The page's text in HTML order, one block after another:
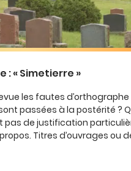
: « Simetierre »
les fautes
passées à la postérité ?
de justification
Titres d’ouvrages ou